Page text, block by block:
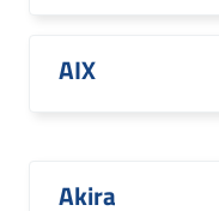
AIX
Akira